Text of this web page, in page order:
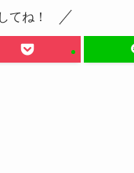
てね！